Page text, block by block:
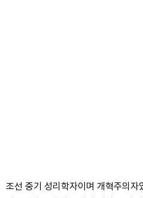
조선 중기 성리학자이며 개혁주의